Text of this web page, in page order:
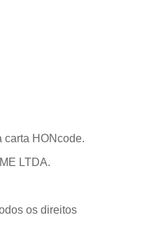
carta HONcode.
LTDA.
os direitos